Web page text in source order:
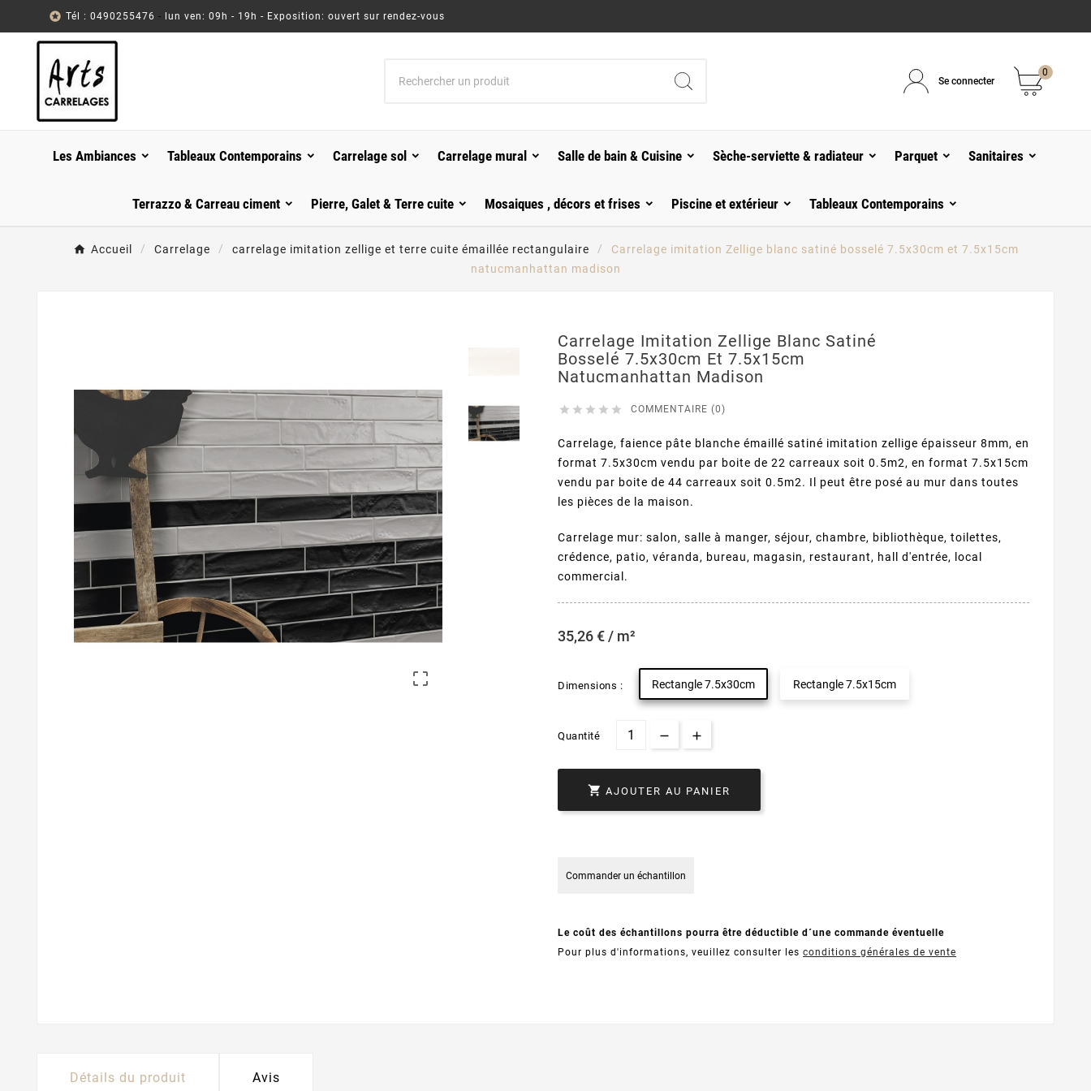
 Tél : 0490255476 - lun ven: 09h - 19h - Exposition: ouvert sur rendez-vous
Se connecter
0
Les Ambiances Tableaux Contemporains Carrelage sol Carrelage mural Salle de bain & Cuisine Sèche-serviette & radiateur Parquet Sanitaires
Terrazzo & Carreau ciment Pierre, Galet & Terre cuite Mosaiques , décors et frises Piscine et extérieur Tableaux Contemporains
Accueil Carrelage carrelage imitation zellige et terre cuite émaillée rectangulaire
Carrelage imitation Zellige blanc satiné bosselé 7.5x30cm et 7.5x15cm
natucmanhattan madison

Carrelage Imitation Zellige Blanc Satiné
Bosselé 7.5x30cm Et 7.5x15cm
Natucmanhattan Madison
     COMMENTAIRE (0)
Carrelage, faience pâte blanche émaillé satiné imitation zellige épaisseur 8mm, en
format 7.5x30cm vendu par boite de 22 carreaux soit 0.5m2, en format 7.5x15cm
vendu par boite de 44 carreaux soit 0.5m2. Il peut être posé au mur dans toutes
les pièces de la maison.
Carrelage mur: salon, salle à manger, séjour, chambre, bibliothèque, toilettes,
crédence, patio, véranda, bureau, magasin, restaurant, hall d'entrée, local
commercial.
35,26 € / m²
Dimensions : Rectangle 7.5x30cm Rectangle 7.5x15cm
Quantité
 AJOUTER AU PANIER
Commander un échantillon
Le coût des échantillons pourra être déductible d´une commande éventuelle
Pour plus d'informations, veuillez consulter les conditions générales de vente
Détails du produit Avis